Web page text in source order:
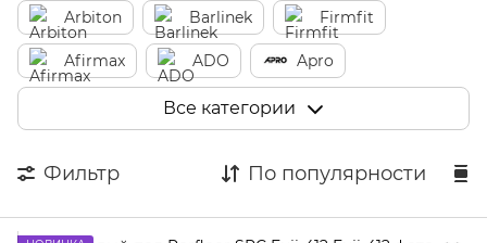
Arbiton Barlinek Firmfit
Afirmax ADO Apro
Vinilam
Loc Floor Treasure Lakes
Tru Stone
Все категории
Фильтр По популярности